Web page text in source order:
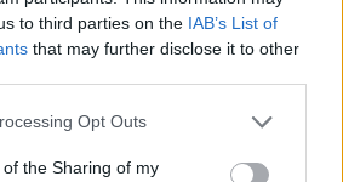
to third parties on the IAB’s List of
that may further disclose it to other
app uses one or more Google
or usage behaviour. You may click to
Opt Outs
the Sharing of my